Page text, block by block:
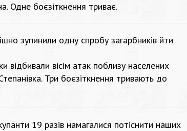
Одне боєзіткнення триває.
зупинили одну спробу загарбників йти
відбивали вісім атак поблизу населених
Три боєзіткнення тривають до
19 разів намагалися потіснити наших